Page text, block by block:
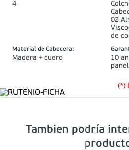
4
02
de
Material de Cabecera:
Madera + cuero
10
(*)
Tambien podría